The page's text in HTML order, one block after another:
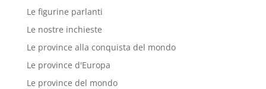
Le figurine parlanti
Le nostre inchieste
Le province alla conquista del mondo
Le province d'Europa
Le province del mondo